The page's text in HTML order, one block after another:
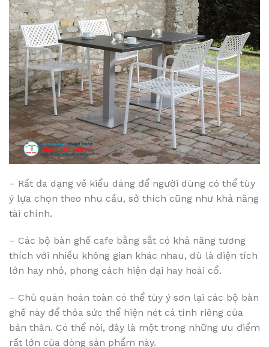
– Rất đa dạng về kiểu dáng để người dùng có thể tùy
ý lựa chọn theo nhu cầu, sở thích cũng như khả năng
tài chính.
– Các bộ bàn ghế cafe bằng sắt có khả năng tương
thích với nhiều không gian khác nhau, dù là diện tích
lớn hay nhỏ, phong cách hiện đại hay hoài cổ.
– Chủ quán hoàn toàn có thể tùy ý sơn lại các bộ bàn
ghế này để thỏa sức thể hiện nét cá tính riêng của
bản thân. Có thể nói, đây là một trong những ưu điểm
rất lớn của dòng sản phẩm này.